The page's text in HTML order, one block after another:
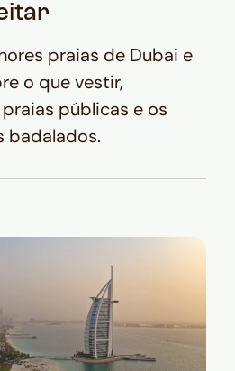
praias de Dubai e
o que vestir,
públicas e os
badalados.